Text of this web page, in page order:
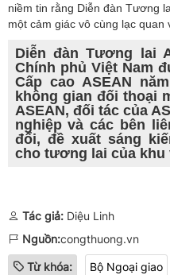
niềm tin rằng Diễn đàn Tương
một cảm giác vô cùng lạc quan
Diễn đàn Tương lai
Chính phủ Việt Nam
Cấp cao ASEAN
không gian đối thoại
ASEAN, đối tác của
nghiệp và các bên
đổi, đề xuất sáng
cho tương lai của khu
Tác giả: Diệu Linh
Nguồn:congthuong.vn
Từ khóa: Bộ Ngoại giao